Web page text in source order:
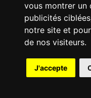
vous montrer un
publicités
notre site et
de nos visiteurs.
J'accepte
{{ID:NASCENTIA100}}
© 2003-2029 - Tous